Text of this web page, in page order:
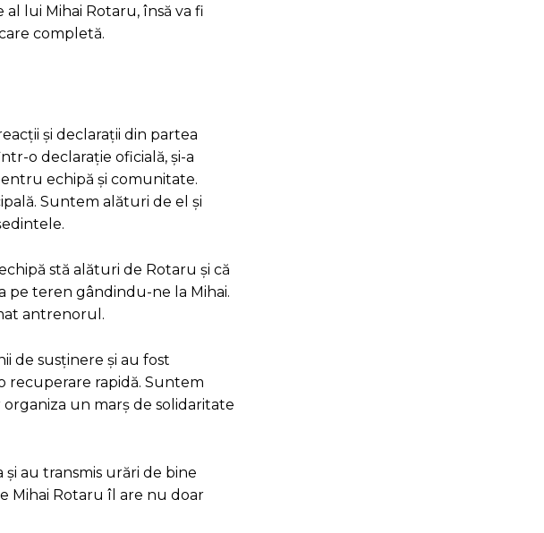
lui Mihai Rotaru, însă va fi
completă.
și declarații din partea
o declarație oficială, și-a
echipă și comunitate.
Suntem alături de el și
stă alături de Rotaru și că
pe teren gândindu-ne la Mihai.
antrenorul.
de susținere și au fost
recuperare rapidă. Suntem
un marș de solidaritate
au transmis urări de bine
Mihai Rotaru îl are nu doar